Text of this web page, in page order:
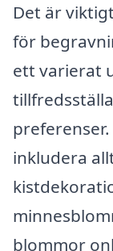
Det är
för
ett varierat
inkludera
blommor